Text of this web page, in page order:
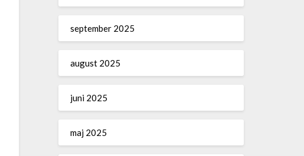
september 2025
august 2025
juni 2025
maj 2025